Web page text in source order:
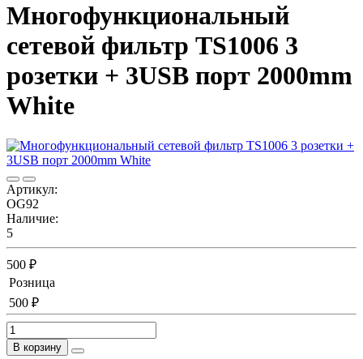
Многофункциональный
сетевой фильтр TS1006 3
розетки + 3USB порт 2000mm
White
Артикул:
OG92
Наличие:
5
500 ₽
Розница
500 ₽
В корзину